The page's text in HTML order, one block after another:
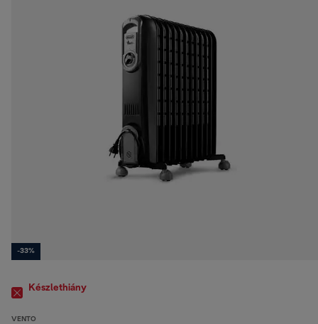
-33%
Készlethiány
VENTO